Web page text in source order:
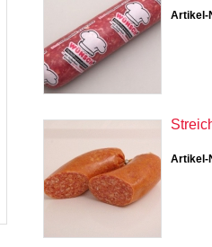
Artikel-
Artikel-